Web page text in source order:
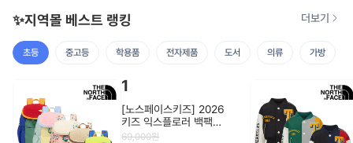
✨지역몰 베스트 랭킹 더보기
초등 중고등 학용품 전자제품 도서 의류 가방
1
[노스페이스키즈] 2026
키즈 익스플로러 백팩
NM2DS55_KIDS
69,000원